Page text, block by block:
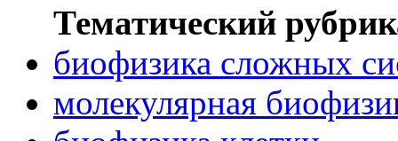
Тематический
биофизика сложных
молекулярная